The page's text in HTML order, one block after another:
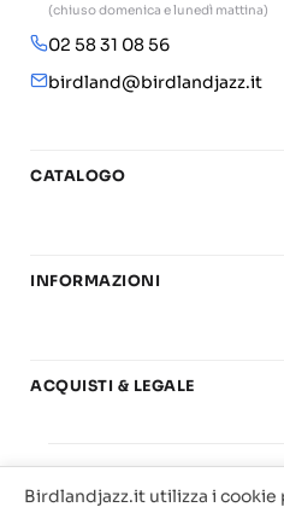
(chiuso domenica e lunedì mattina)
02 58 31 08 56
birdland@birdlandjazz.it
CATALOGO
Chitarra
Basi play-along
Offerte
INFORMAZIONI
Carta del Docente
ACQUISTI & LEGALE
Birdland Milano.
Birdlandjazz.it utilizza i